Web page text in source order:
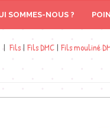
SOMMES-NOUS ?
| Fils| Fils DMC| Fils mouliné